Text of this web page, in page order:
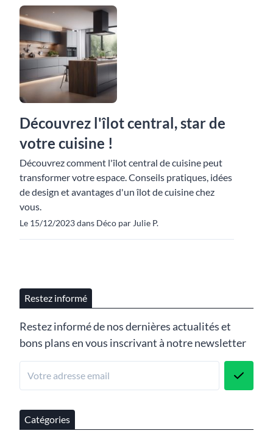
Découvrez l'îlot central, star de
votre cuisine !
Découvrez comment l'îlot central de cuisine peut
transformer votre espace. Conseils pratiques, idées
de design et avantages d'un îlot de cuisine chez
vous.
Le 15/12/2023 dans Déco par Julie P.
Restez informé
Restez informé de nos dernières actualités et
bons plans en vous inscrivant à notre newsletter
Catégories